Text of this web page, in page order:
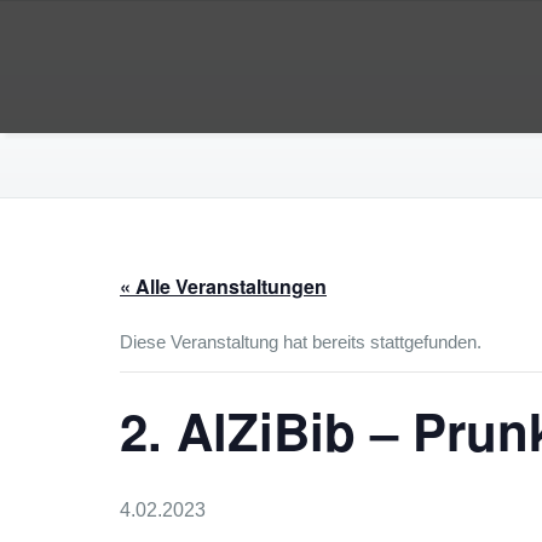
« Alle Veranstaltungen
Diese Veranstaltung hat bereits stattgefunden.
2. AlZiBib –
4.02.2023